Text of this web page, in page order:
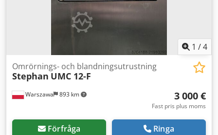
1 /4
Warszawa 893 km
Omrörnings- och blandningsutrustning
Stephan UMC 12-F
3 000 €
Fast pris plus moms
Förfråga Ringa